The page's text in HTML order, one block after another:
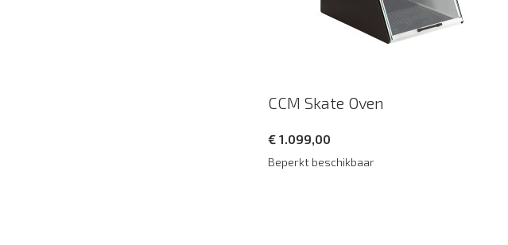
CCM Skate Oven
€ 1.099,00
Beperkt beschikbaar